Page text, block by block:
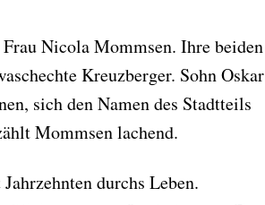
Nicola Mommsen. Ihre beiden
Kreuzberger. Sohn Oskar
sich den Namen des Stadtteils
Mommsen lachend.
durchs Leben.